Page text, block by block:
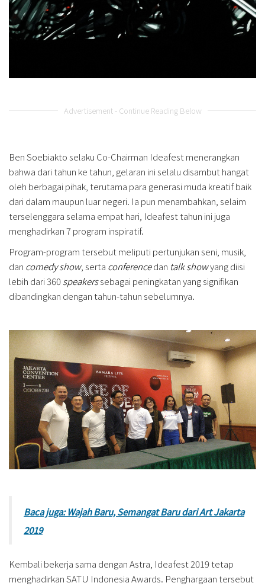
Advertisement - Continue Reading Below
Ben Soebiakto selaku Co-Chairman Ideafest menerangkan
bahwa dari tahun ke tahun, gelaran ini selalu disambut hangat
oleh berbagai pihak, terutama para generasi muda kreatif baik
dari dalam maupun luar negeri. Ia pun menambahkan, selaim
terselenggara selama empat hari, Ideafest tahun ini juga
menghadirkan 7 program inspiratif.
Program-program tersebut meliputi pertunjukan seni, musik,
dan comedy show, serta conferencedan talk showyang diisi
lebih dari 360speakerssebagai peningkatan yang signifikan
dibandingkan dengan tahun-tahun sebelumnya.
Baca juga: Wajah Baru, Semangat Baru dari Art Jakarta
2019
Kembali bekerja sama dengan Astra, Ideafest 2019 tetap
menghadirkan SATU Indonesia Awards. Penghargaan tersebut